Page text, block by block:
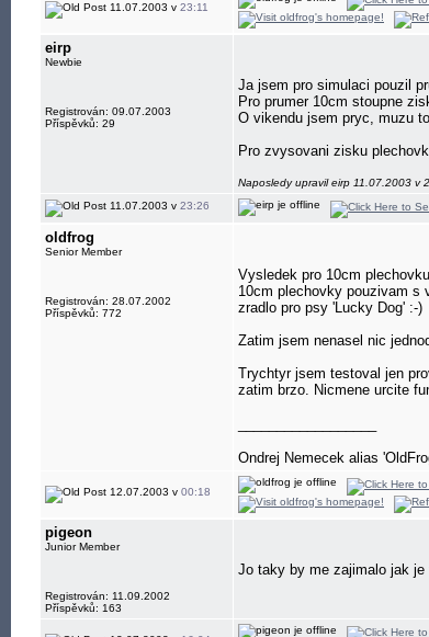
11.07.2003 v 23:11
eirp
Newbie
Registrován: 09.07.2003
Příspěvků: 29
Ja jsem pro simulaci pouzil
Pro prumer 10cm stoupne
O vikendu jsem pryc, muzu
Pro zvysovani zisku
Naposledy upravil eirp 11.07.2003 v
11.07.2003 v 23:26
oldfrog
Senior Member
Registrován: 28.07.2002
Příspěvků: 772
Vysledek pro 10cm
10cm plechovky pouzivam s
zradlo pro psy 'Lucky Dog' :-)
Zatim jsem nenasel nic
Trychtyr jsem testoval jen
zatim brzo. Nicmene urcite
Ondrej Nemecek alias
12.07.2003 v 00:18
pigeon
Junior Member
Registrován: 11.09.2002
Příspěvků: 163
Jo taky by me zajimalo jak